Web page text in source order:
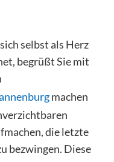
selbst als Herz
begrüßt Sie mit
machen
die letzte
bezwingen. Diese